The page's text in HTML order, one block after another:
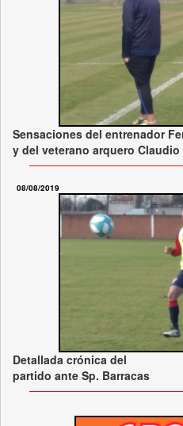
Sensaciones del entrenador
y del veterano arquero Claudio
08/08/2019
Detallada crónica del
partido ante Sp. Barracas